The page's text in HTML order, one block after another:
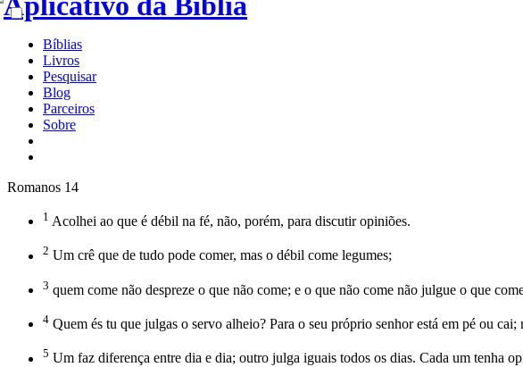
Bíblias
Livros
Pesquisar
Blog
Parceiros
Sobre
Romanos 14
1 Acolhei ao que é débil na fé, não, porém, para discutir opiniões.
2 Um crê que de tudo pode comer, mas o débil come legumes;
3 quem come não despreze o que não come; e o que não come não julgue o que
4 Quem és tu que julgas o servo alheio? Para o seu próprio senhor está em pé ou
5 Um faz diferença entre dia e dia; outro julga iguais todos os dias. Cada um tenha